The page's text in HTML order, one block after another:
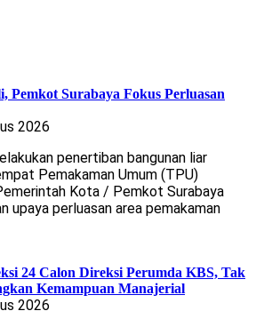
Pemkot Surabaya Fokus Perluasan
2026
penertiban bangunan liar
Pemakaman Umum (TPU)
Kota / Pemkot Surabaya
upaya perluasan area pemakaman
24 Calon Direksi Perumda KBS, Tak
Kemampuan Manajerial
2026